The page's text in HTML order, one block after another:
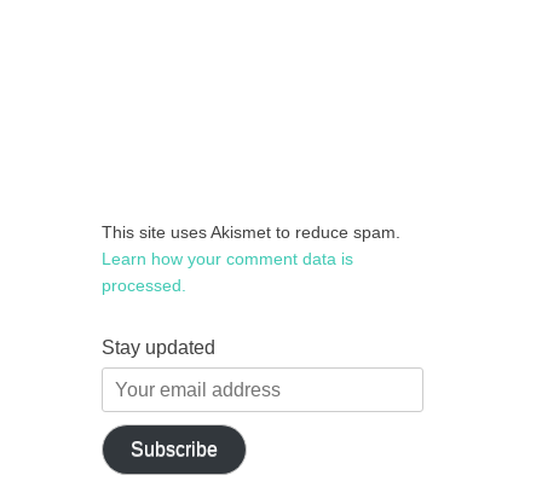
This site uses Akismet to reduce spam.
Learn how your comment data is
processed.
Stay updated
Your
email
address
Subscribe